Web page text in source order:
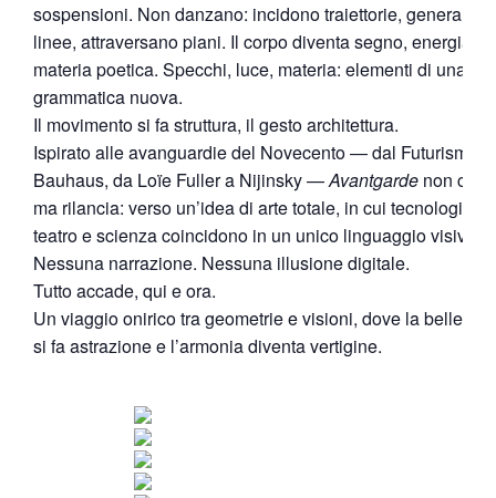
sospensioni. Non danzano: incidono traiettorie, generano
linee, attraversano piani. Il corpo diventa segno, energia,
materia poetica. Specchi, luce, materia: elementi di una
grammatica nuova.
Il movimento si fa struttura, il gesto architettura.
Ispirato alle avanguardie del Novecento — dal Futurismo al
Bauhaus, da Loïe Fuller a Nijinsky —Avantgarde non cita,
ma rilancia: verso un’idea di arte totale, in cui tecnologia,
teatro e scienza coincidono in un unico linguaggio visivo.
Nessuna narrazione. Nessuna illusione digitale.
Tutto accade, qui e ora.
Un viaggio onirico tra geometrie e visioni, dove la bellezza
si fa astrazione e l’armonia diventa vertigine.